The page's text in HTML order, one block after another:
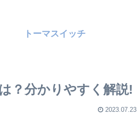
トーマスイッチ
？分かりやすく解説!
2023.07.23